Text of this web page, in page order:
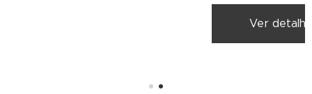
Ver detalhe